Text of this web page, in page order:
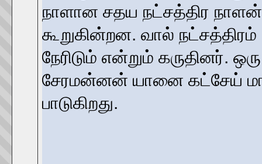
நாளான சதய நட்சத்திர
கூறுகின்றன. வால்
நேரிடும் என்றும் கருதினர்.
சேரமன்னன் யானை கட்சேய்
பாடுகிறது.